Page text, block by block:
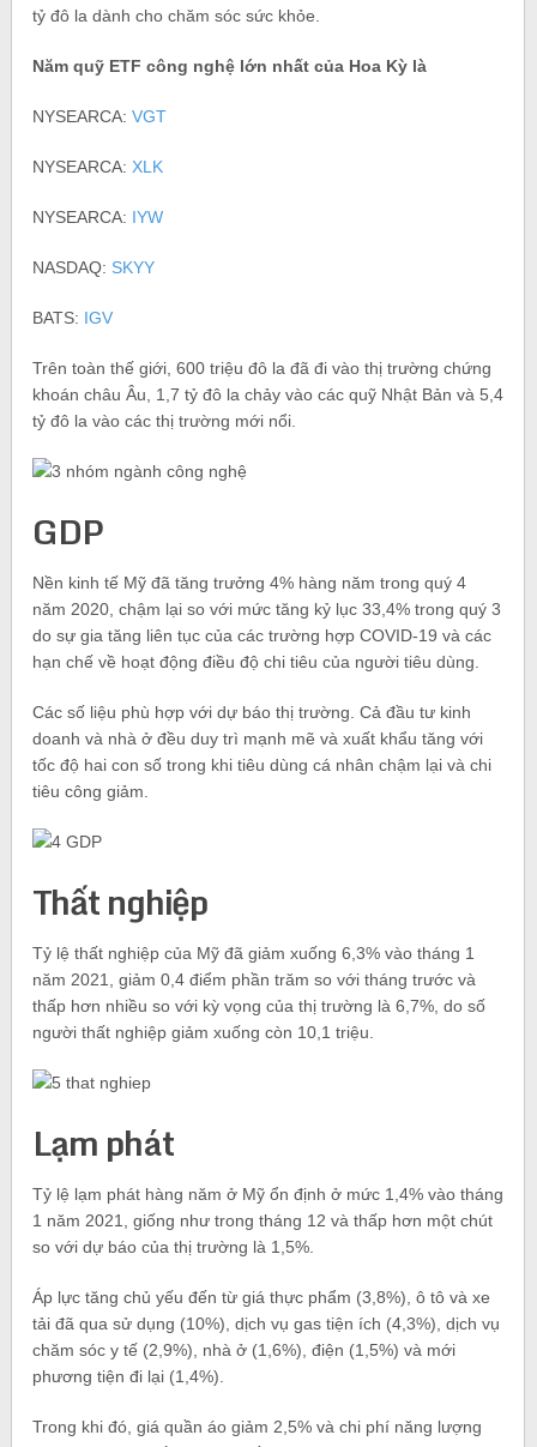
tỷ đô la dành cho chăm sóc sức khỏe.
Năm quỹ ETF công nghệ lớn nhất của Hoa Kỳ là
NYSEARCA:VGT
NYSEARCA: XLK
NYSEARCA: IYW
NASDAQ: SKYY
BATS: IGV
Trên toàn thế giới, 600 triệu đô la đã đi vào thị trường chứng
khoán châu Âu, 1,7 tỷ đô la chảy vào các quỹ Nhật Bản và 5,4
tỷ đô la vào các thị trường mới nổi.
GDP
Nền kinh tế Mỹ đã tăng trưởng 4% hàng năm trong quý 4
năm 2020, chậm lại so với mức tăng kỷ lục 33,4% trong quý 3
do sự gia tăng liên tục của các trường hợp COVID-19 và các
hạn chế về hoạt động điều độ chi tiêu của người tiêu dùng.
Các số liệu phù hợp với dự báo thị trường. Cả đầu tư kinh
doanh và nhà ở đều duy trì mạnh mẽ và xuất khẩu tăng với
tốc độ hai con số trong khi tiêu dùng cá nhân chậm lại và chi
tiêu công giảm.
Thất nghiệp
Tỷ lệ thất nghiệp của Mỹ đã giảm xuống 6,3% vào tháng 1
năm 2021, giảm 0,4 điểm phần trăm so với tháng trước và
thấp hơn nhiều so với kỳ vọng của thị trường là 6,7%, do số
người thất nghiệp giảm xuống còn 10,1 triệu.
Lạm phát
Tỷ lệ lạm phát hàng năm ở Mỹ ổn định ở mức 1,4% vào tháng
1 năm 2021, giống như trong tháng 12 và thấp hơn một chút
so với dự báo của thị trường là 1,5%.
Áp lực tăng chủ yếu đến từ giá thực phẩm (3,8%), ô tô và xe
tải đã qua sử dụng (10%), dịch vụ gas tiện ích (4,3%), dịch vụ
chăm sóc y tế (2,9%), nhà ở (1,6%), điện (1,5%) và mới
phương tiện đi lại (1,4%).
Trong khi đó, giá quần áo giảm 2,5% và chi phí năng lượng